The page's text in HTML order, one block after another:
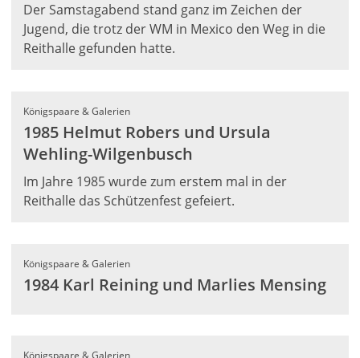
Der Samstagabend stand ganz im Zeichen der
Jugend, die trotz der WM in Mexico den Weg in die
Reithalle gefunden hatte.
Königspaare & Galerien
1985 Helmut Robers und Ursula
Wehling-Wilgenbusch
Im Jahre 1985 wurde zum erstem mal in der
Reithalle das Schützenfest gefeiert.
Königspaare & Galerien
1984 Karl Reining und Marlies Mensing